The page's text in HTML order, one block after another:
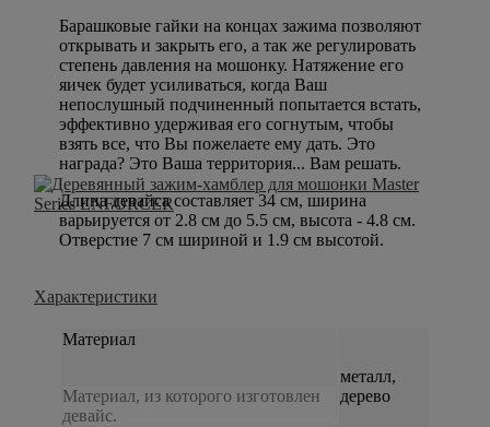
Барашковые гайки на концах зажима позволяют
открывать и закрыть его, а так же регулировать
степень давления на мошонку. Натяжение его
яичек будет усиливаться, когда Ваш
непослушный подчиненный попытается встать,
эффективно удерживая его согнутым, чтобы
взять все, что Вы пожелаете ему дать. Это
награда? Это Ваша территория... Вам решать.
Длина девайса составляет 34 см, ширина
варьируется от 2.8 см до 5.5 см, высота - 4.8 см.
Отверстие 7 см шириной и 1.9 см высотой.
Характеристики
Материал
Материал, из которого изготовлен
девайс.
металл,
дерево